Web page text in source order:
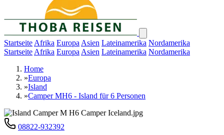
Startseite Afrika Europa Asien Lateinamerika Nordamerika
Startseite Afrika Europa Asien Lateinamerika Nordamerika
Home
»Europa
»Island
»Camper MH6 - Island für 6 Personen
08822-932392